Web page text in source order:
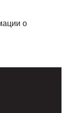
о